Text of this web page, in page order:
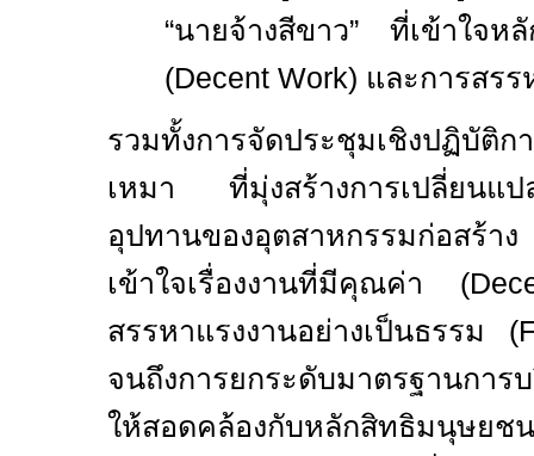
“นายจ้างสีขาว” ที่เข้าใจห
(Decent Work) และการสร
รวมทั้งการจัดประชุมเชิงปฏิบัติ
เหมา ที่มุ่งสร้างการเปลี่ยนแป
อุปทานของอุตสาหกรรมก่อสร้า
เข้าใจเรื่องงานที่มีคุณค่า (
สรรหาแรงงานอย่างเป็นธรรม (
จนถึงการยกระดับมาตรฐานการ
ให้สอดคล้องกับหลักสิทธิมนุษย